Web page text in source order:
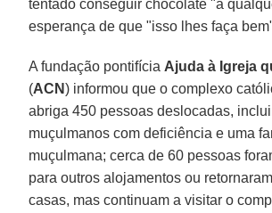
tentado conseguir chocolate "a
esperança de que "isso lhes faça
A fundação pontifícia Ajuda à Igreja
(ACN) informou que o complexo
abriga 450 pessoas deslocadas,
muçulmanos com deficiência e uma
muçulmana; cerca de 60 pessoas
para outros alojamentos ou
casas, mas continuam a visitar o